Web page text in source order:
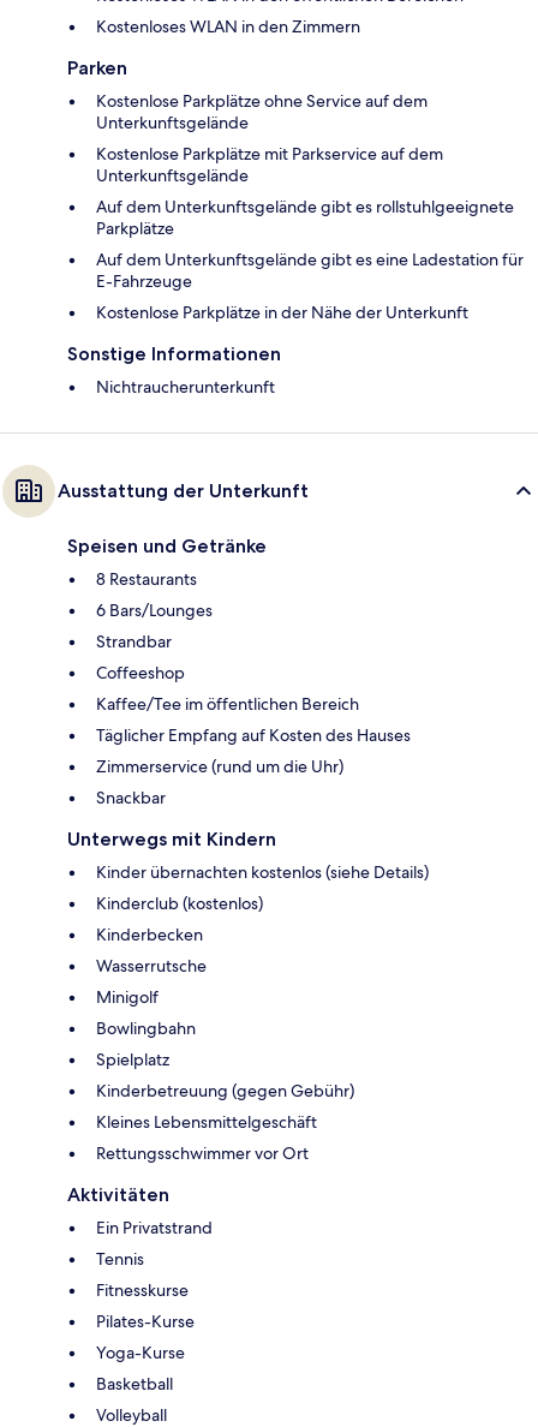
Kostenloses WLAN in den Zimmern
Parken
Kostenlose Parkplätze ohne Service auf dem
Unterkunftsgelände
Kostenlose Parkplätze mit Parkservice auf dem
Unterkunftsgelände
Auf dem Unterkunftsgelände gibt es rollstuhlgeeignete
Parkplätze
Auf dem Unterkunftsgelände gibt es eine Ladestation für
E-Fahrzeuge
Kostenlose Parkplätze in der Nähe der Unterkunft
Sonstige Informationen
Nichtraucherunterkunft
Ausstattung der Unterkunft
Speisen und Getränke
8 Restaurants
6 Bars/Lounges
Strandbar
Coffeeshop
Kaffee/Tee im öffentlichen Bereich
Täglicher Empfang auf Kosten des Hauses
Zimmerservice (rund um die Uhr)
Snackbar
Unterwegs mit Kindern
Kinder übernachten kostenlos (siehe Details)
Kinderclub (kostenlos)
Kinderbecken
Wasserrutsche
Minigolf
Bowlingbahn
Spielplatz
Kinderbetreuung (gegen Gebühr)
Kleines Lebensmittelgeschäft
Rettungsschwimmer vor Ort
Aktivitäten
Ein Privatstrand
Tennis
Fitnesskurse
Pilates-Kurse
Yoga-Kurse
Basketball
Volleyball